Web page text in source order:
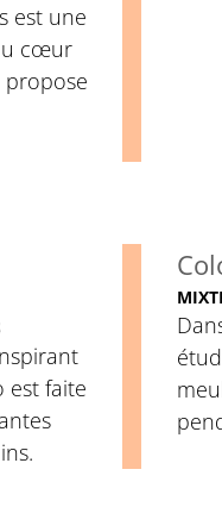
est une
cœur
est faite